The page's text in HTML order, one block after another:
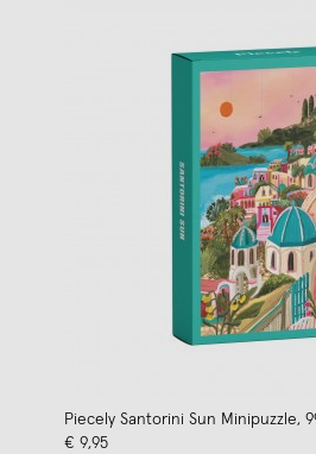
Piecely Santorini Sun Minipuzzle,
€ 9,95